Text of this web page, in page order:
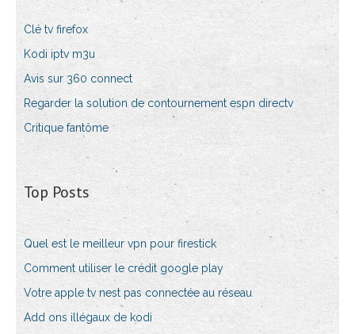
Clé tv firefox
Kodi iptv m3u
Avis sur 360 connect
Regarder la solution de contournement espn directv
Critique fantôme
Top Posts
Quel est le meilleur vpn pour firestick
Comment utiliser le crédit google play
Votre apple tv nest pas connectée au réseau
Add ons illégaux de kodi